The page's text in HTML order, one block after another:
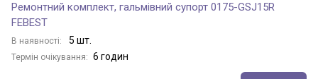
Ремонтний комплект, гальмівний супорт 0175-GSJ15R
FEBEST
В наявності: 5 шт.
Термін очікування: 6 годин